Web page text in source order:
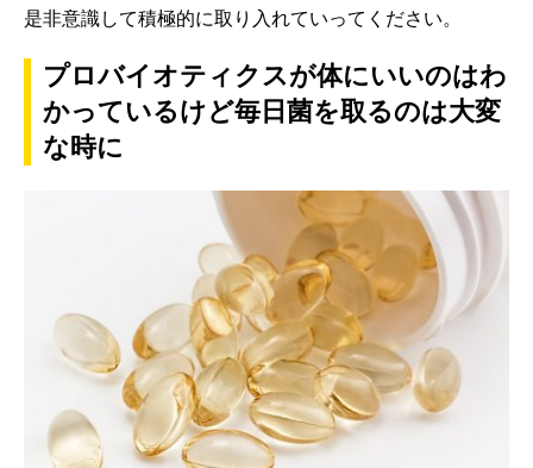
是非意識して積極的に取り入れていってください。
プロバイオティクスが体にいいのはわ
かっているけど毎日菌を取るのは大変
な時に